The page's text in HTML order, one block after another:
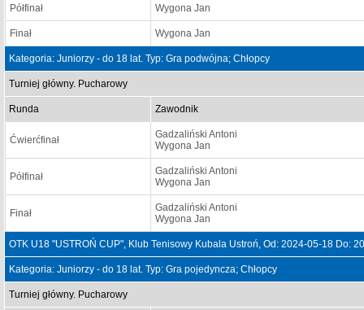
Półfinał Wygona Jan
Finał Wygona Jan
Kategoria: Juniorzy - do 18 lat. Typ: Gra podwójna; Chłopcy
Turniej główny. Pucharowy
Runda Zawodnik
Ćwierćfinał
Gadzaliński Antoni
Wygona Jan
Półfinał
Gadzaliński Antoni
Wygona Jan
Finał
Gadzaliński Antoni
Wygona Jan
OTK U18 "USTROŃ CUP", Klub Tenisowy Kubala Ustroń, Od: 2024-05-18 Do:
Kategoria: Juniorzy - do 18 lat. Typ: Gra pojedyncza; Chłopcy
Turniej główny. Pucharowy